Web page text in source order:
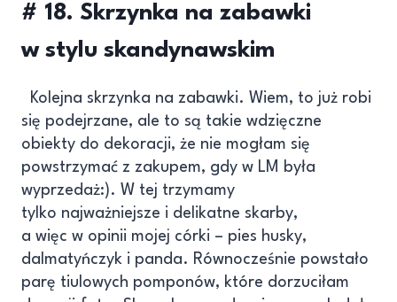
# 18. Skrzynka na zabawki
w stylu skandynawskim
Kolejna skrzynka na zabawki. Wiem, to już robi
się podejrzane, ale to są takie wdzięczne
obiekty do dekoracji, że nie mogłam się
powstrzymać z zakupem, gdy w LM była
wyprzedaż:). W tej trzymamy
tylko najważniejsze i delikatne skarby,
a więc w opinii mojej córki – pies husky,
dalmatyńczyk i panda. Równocześnie powstało
parę tiulowych pomponów, które dorzuciłam